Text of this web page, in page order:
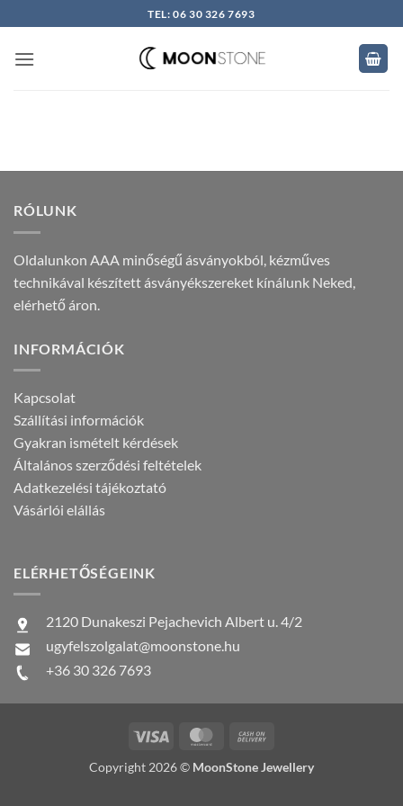
to
content
TEL: 06 30 326 7693
RÓLUNK
Oldalunkon AAA minőségű ásványokból, kézműves
technikával készített ásványékszereket kínálunk Neked,
elérhető áron.
INFORMÁCIÓK
Kapcsolat
Szállítási információk
Gyakran ismételt kérdések
Általános szerződési feltételek
Adatkezelési tájékoztató
Vásárlói elállás
ELÉRHETŐSÉGEINK
2120 Dunakeszi Pejachevich Albert u. 4/2
ugyfelszolgalat@moonstone.hu
+36 30 326 7693
Visa MasterCard
Delivery
Copyright 2026 © MoonStone Jewellery